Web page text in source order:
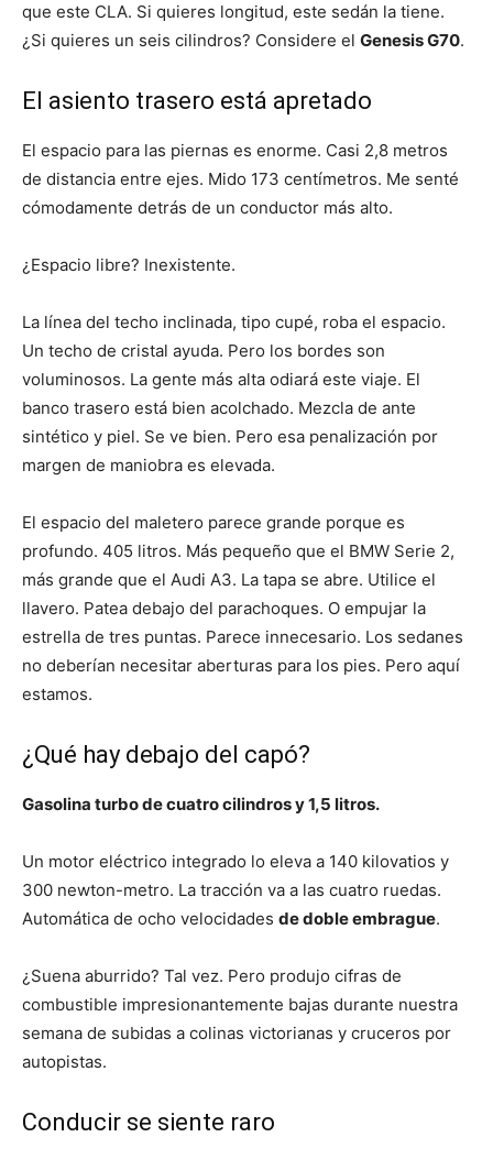
que este CLA. Si quieres longitud, este sedán la tiene.
¿Si quieres un seis cilindros? Considere el Genesis G70.
El asiento trasero está apretado
El espacio para las piernas es enorme. Casi 2,8 metros
de distancia entre ejes. Mido 173 centímetros. Me senté
cómodamente detrás de un conductor más alto.
¿Espacio libre? Inexistente.
La línea del techo inclinada, tipo cupé, roba el espacio.
Un techo de cristal ayuda. Pero los bordes son
voluminosos. La gente más alta odiará este viaje. El
banco trasero está bien acolchado. Mezcla de ante
sintético y piel. Se ve bien. Pero esa penalización por
margen de maniobra es elevada.
El espacio del maletero parece grande porque es
profundo. 405 litros. Más pequeño que el BMW Serie 2,
más grande que el Audi A3. La tapa se abre. Utilice el
llavero. Patea debajo del parachoques. O empujar la
estrella de tres puntas. Parece innecesario. Los sedanes
no deberían necesitar aberturas para los pies. Pero aquí
estamos.
¿Qué hay debajo del capó?
Gasolina turbo de cuatro cilindros y 1,5 litros.
Un motor eléctrico integrado lo eleva a 140 kilovatios y
300 newton-metro. La tracción va a las cuatro ruedas.
Automática de ocho velocidades de doble embrague.
¿Suena aburrido? Tal vez. Pero produjo cifras de
combustible impresionantemente bajas durante nuestra
semana de subidas a colinas victorianas y cruceros por
autopistas.
Conducir se siente raro